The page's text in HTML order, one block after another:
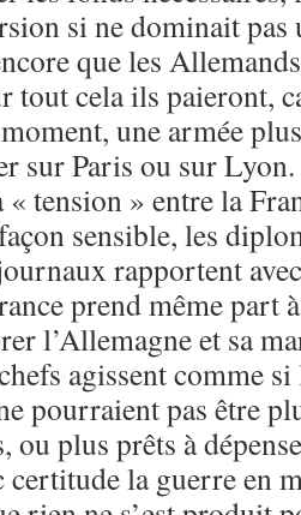
si ne dominait pas
que les
tout cela ils paieront,
une armée
sur Paris ou sur
tension » entre la
sensible, les
rapportent
prend même part
l’Allemagne et sa
agissent comme
pourraient pas être
ou plus prêts à
certitude la guerre en